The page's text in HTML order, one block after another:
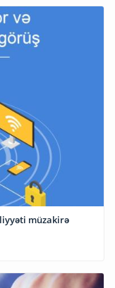
müzakirə